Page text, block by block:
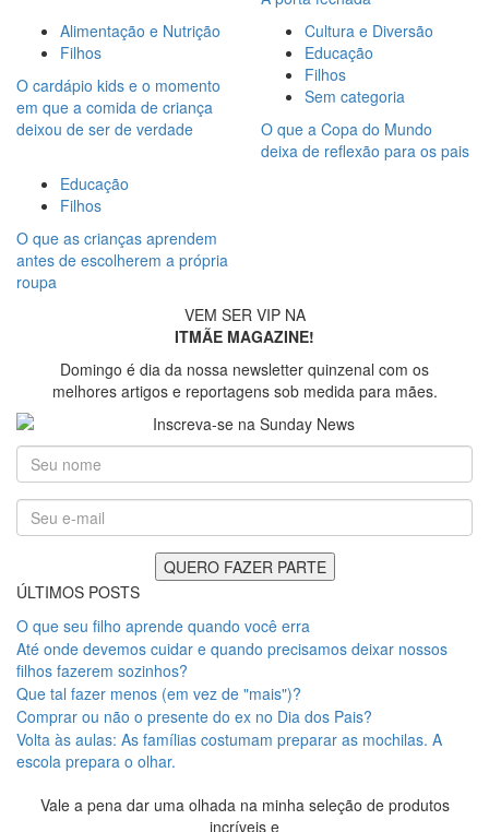
Alimentação e Nutrição
Filhos
O cardápio kids e o momento
em que a comida de criança
deixou de ser de verdade
Cultura e Diversão
Educação
Filhos
Sem categoria
O que a Copa do Mundo
deixa de reflexão para os pais
Educação
Filhos
O que as crianças aprendem
antes de escolherem a própria
roupa
VEM SER VIP NA
ITMÃE MAGAZINE!
Domingo é dia da nossa newsletter quinzenal com os
melhores artigos e reportagens sob medida para mães.
ÚLTIMOS POSTS
O que seu filho aprende quando você erra
Até onde devemos cuidar e quando precisamos deixar nossos
filhos fazerem sozinhos?
Que tal fazer menos (em vez de "mais")?
Comprar ou não o presente do ex no Dia dos Pais?
Volta às aulas: As famílias costumam preparar as mochilas. A
escola prepara o olhar.
Vale a pena dar uma olhada na minha seleção de produtos
incríveis e